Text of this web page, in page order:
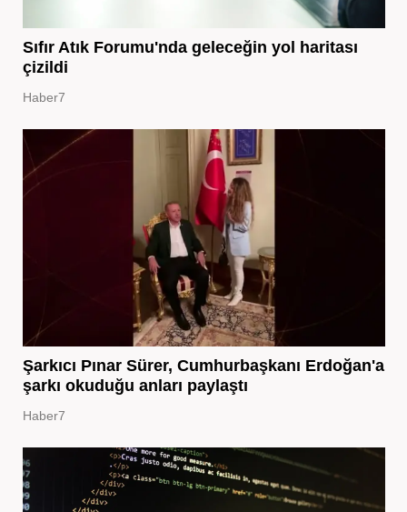
Sıfır Atık Forumu'nda geleceğin yol haritası
çizildi
Haber7
Şarkıcı Pınar Sürer, Cumhurbaşkanı Erdoğan'a
şarkı okuduğu anları paylaştı
Haber7